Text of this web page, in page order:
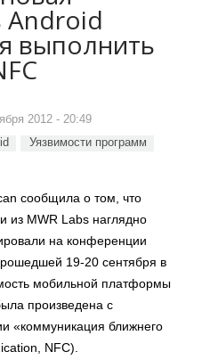
Android
выполнить
2012 - 20:49
Уязвимости программ
сообщила о том, что
из MWR Labs наглядно
на конференции
19-20 сентября в
мобильной платформы
произведена с
«коммуникация ближнего
NFC).